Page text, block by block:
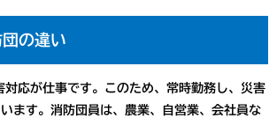
の違い
対応が仕事です。このため、常時勤務し、災害
ます。消防団員は、農業、自営業、会社員な